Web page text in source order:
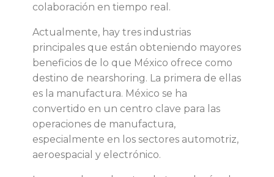
e
e
n
e
colaboración en tiempo real.
Actualmente, hay tres industrias
principales que están obteniendo mayores
beneficios de lo que México ofrece como
destino de nearshoring. La primera de ellas
es la manufactura. México se ha
convertido en un centro clave para las
operaciones de manufactura,
especialmente en los sectores automotriz,
aeroespacial y electrónico.